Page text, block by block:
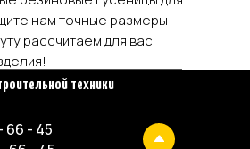
нам точные размеры —
рассчитаем для вас
техники
66 - 45
Резиновые